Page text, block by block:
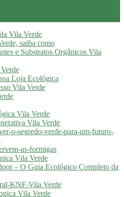
Vila Verde
saiba como
e Substratos Orgânicos Vila
Loja Ecológica
Vila Verde
Vila Verde
Vila Verde
o-segredo-verde-para-um-futuro-
as-formigas
Vila Verde
– O Guia Ecológico Completo da
KNF-Vila Verde
Vila Verde